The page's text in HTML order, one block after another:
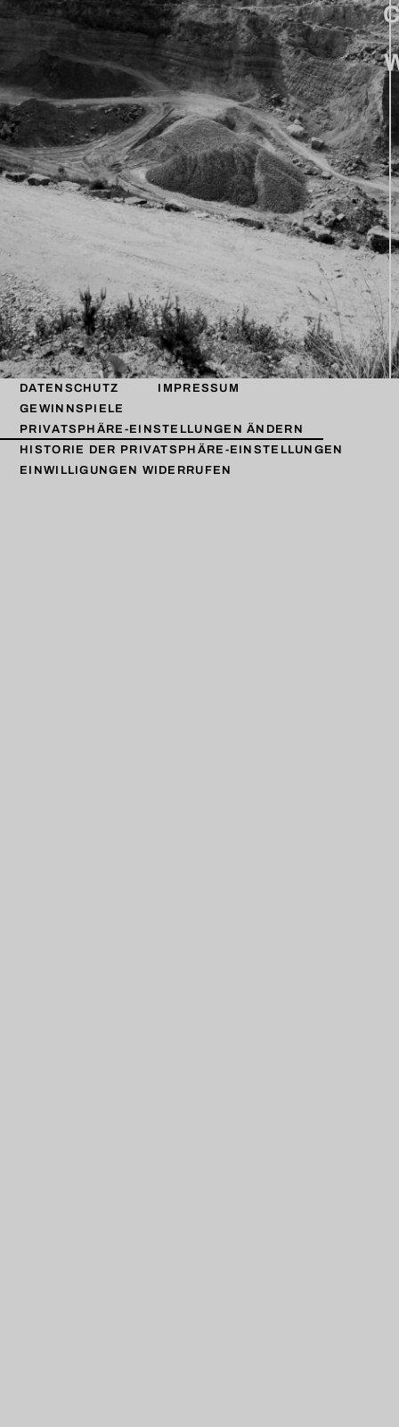
DATENSCHUTZ
IMPRESSUM
GEWINNSPIELE
PRIVATSPHÄRE-EINSTELLUNGEN ÄNDERN
HISTORIE DER PRIVATSPHÄRE-EINSTELLUNGEN
EINWILLIGUNGEN WIDERRUFEN